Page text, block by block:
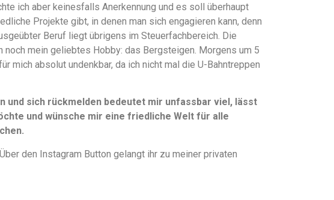
ich aber keinesfalls Anerkennung und es soll überhaupt
Projekte gibt, in denen man sich engagieren kann, denn
Beruf liegt übrigens im Steuerfachbereich. Die
mein geliebtes Hobby: das Bergsteigen. Morgens um 5
mich absolut undenkbar, da ich nicht mal die U-Bahntreppen
und sich rückmelden bedeutet mir unfassbar viel, lässt
und wünsche mir eine friedliche Welt für alle
den Instagram Button gelangt ihr zu meiner privaten